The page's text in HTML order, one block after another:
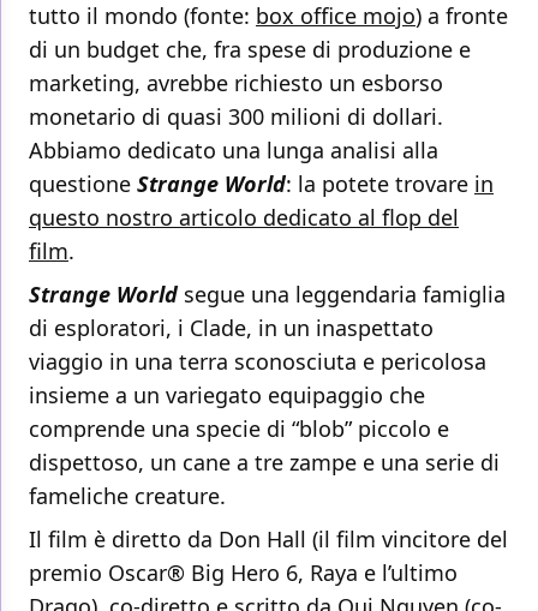
tutto il mondo (fonte: box office mojo) a fronte
di un budget che, fra spese di produzione e
marketing, avrebbe richiesto un esborso
monetario di quasi 300 milioni di dollari.
Abbiamo dedicato una lunga analisi alla
questione Strange World: la potete trovare in
questo nostro articolo dedicato al flop del
film.
Strange Worldsegue una leggendaria famiglia
di esploratori, i Clade, in un inaspettato
viaggio in una terra sconosciuta e pericolosa
insieme a un variegato equipaggio che
comprende una specie di “blob” piccolo e
dispettoso, un cane a tre zampe e una serie di
fameliche creature.
Il film è diretto da Don Hall (il film vincitore del
premio Oscar® Big Hero 6, Raya e l’ultimo